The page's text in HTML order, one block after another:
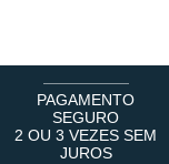
PAGAMENTO
SEGURO
2 OU 3 VEZES SEM
JUROS